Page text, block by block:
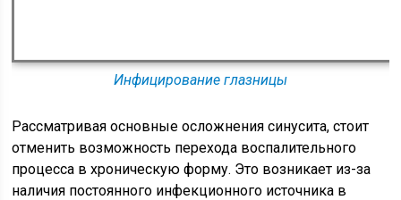
Инфицирование глазницы
Рассматривая основные осложнения синусита, стоит
отменить возможность перехода воспалительного
процесса в хроническую форму. Это возникает из-за
наличия постоянного инфекционного источника в